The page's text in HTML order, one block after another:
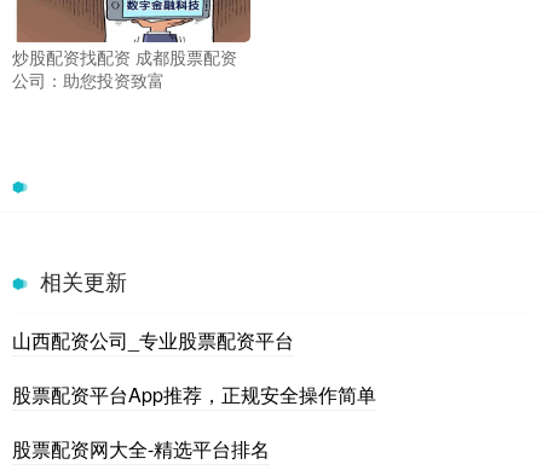
炒股配资找配资 成都股票配资
公司：助您投资致富
相关更新
山西配资公司_专业股票配资平台
股票配资平台App推荐，正规安全操作简单
股票配资网大全-精选平台排名